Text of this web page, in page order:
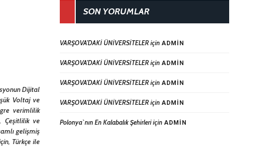
Dijital
Voltaj ve
verimlilik
Çeşitlilik ve
gelişmiş
Türkçe ile
SON YORUMLAR
VARŞOVA’DAKİ ÜNİVERSİTELERiçin ADMIN
VARŞOVA’DAKİ ÜNİVERSİTELERiçin ADMIN
VARŞOVA’DAKİ ÜNİVERSİTELERiçin ADMIN
VARŞOVA’DAKİ ÜNİVERSİTELERiçin ADMIN
Polonya`nın En Kalabalık Şehirleriiçin ADMIN